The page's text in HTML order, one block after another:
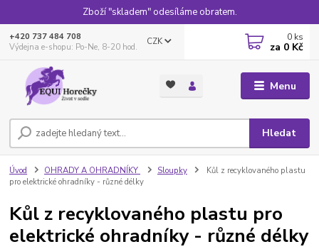
Zboží "skladem" odesíláme obratem.
Menu
CZK
Hledat
+420 737 484 708
Výdejna e-shopu: Po-Ne, 8-20 hod.
0 ks
za 0 Kč
Úvod OHRADY A OHRADNÍKY Sloupky
Kůl z recyklovaného plastu
pro elektrické ohradníky - různé délky
Kůl z recyklovaného plastu pro
elektrické ohradníky - různé délky